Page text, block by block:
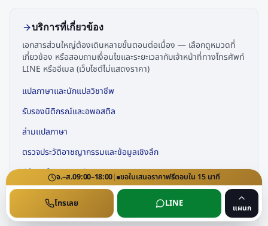
บริการที่เกี่ยวข้อง
เอกสารส่วนใหญ่ต้องเดินหลายขั้นตอนต่อเนื่อง — เลือกดูหมวดที่
เกี่ยวข้อง หรือสอบถามเงื่อนไขและระยะเวลากับเจ้าหน้าที่ทางโทรศัพท์
LINE หรืออีเมล (เว็บไซต์ไม่แสดงราคา)
แปลภาษาและนักแปลวิชาชีพ
รับรองนิติกรณ์และอพอสติล
ล่ามแปลภาษา
ตรวจประวัติอาชญากรรมและข้อมูลเชิงลึก
วีซ่าและใบอนุญาตทำงาน
ครอบครัว สมรส และบำนาญ
จดทะเบียนธุรกิจและใบอนุญาตพิเศษ
จ.–ส.09:00–18:00| ขอใบเสนอราคาฟรีตอบใน 15 นาที
โทรเลย LINE แผนก